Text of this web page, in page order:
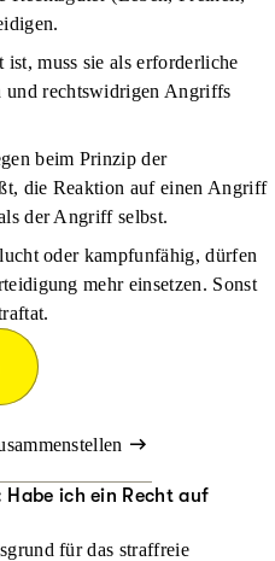
muss sie als erforderliche
und rechtswidrigen Angriffs
beim Prinzip der
die Reaktion auf einen Angriff
der Angriff selbst.
oder kampfunfähig, dürfen
mehr einsetzen. Sonst
ich ein Recht auf
für das straffreie